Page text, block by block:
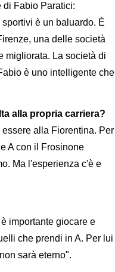
di Fabio Paratici:
è un baluardo. È
una delle società
migliorata. La società di
è uno intelligente che
alla propria carriera?
alla Fiorentina. Per
A con il Frosinone
Ma l'esperienza c'è e
importante giocare e
che prendi in A. Per lui
sarà eterno".